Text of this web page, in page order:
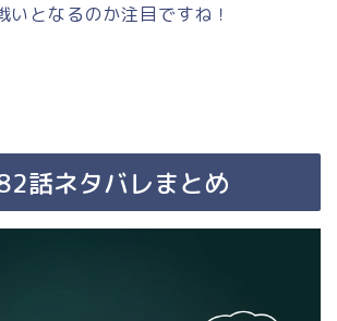
いとなるのか注目ですね！
話ネタバレまとめ